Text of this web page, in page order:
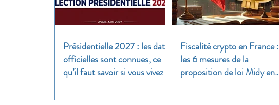
Présidentielle 2027 : les dates
officielles sont connues, ce
qu’il faut savoir si vous vivez à
Fiscalité crypto en France :
les 6 mesures de la
proposition de loi Midy en